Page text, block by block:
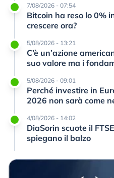
7/08/2026 - 07:54
Bitcoin ha reso lo 0%
crescere ora?
5/08/2026 - 13:21
C’è un’azione
suo valore ma i
5/08/2026 - 09:01
Perché investire in
2026 non sarà come
4/08/2026 - 14:02
DiaSorin scuote il
spiegano il balzo